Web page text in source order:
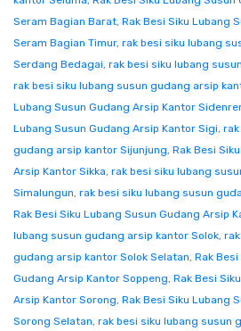
Seram Bagian Barat, Rak Besi Siku Lubang
Seram Bagian Timur, rak besi siku lubang
Serdang Bedagai, rak besi siku lubang
rak besi siku lubang susun gudang arsip
Lubang Susun Gudang Arsip Kantor
Lubang Susun Gudang Arsip Kantor Sigi, rak
gudang arsip kantor Sijunjung, Rak Besi
Arsip Kantor Sikka, rak besi siku lubang
Simalungun, rak besi siku lubang susun
Rak Besi Siku Lubang Susun Gudang Arsip
lubang susun gudang arsip kantor Solok,
gudang arsip kantor Solok Selatan, Rak
Gudang Arsip Kantor Soppeng, Rak Besi
Arsip Kantor Sorong, Rak Besi Siku Lubang
Sorong Selatan, rak besi siku lubang susun